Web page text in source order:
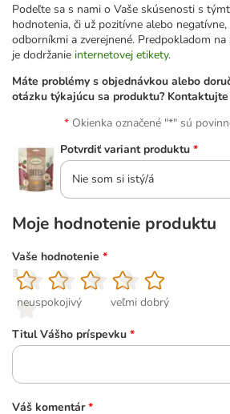
Podeľte sa s nami o Vaše skúsenosti s
hodnotenia, či už pozitívne alebo
odborníkmi a zverejnené. Predpokladom
je dodržanie internetovej etikety.
Máte problémy s objednávkou alebo
otázku týkajúcu sa produktu?
Okienka označené "*" sú
Potvrdiť variant produktu *
Nie som si istý/á
Moje hodnotenie produktu
Vaše hodnotenie *
1
neuspokojivý
2
3
4
5
veľmi dobrý
Titul Vášho príspevku *
Váš komentár *